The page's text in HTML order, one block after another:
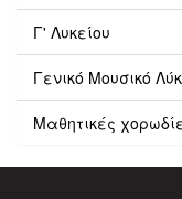
Γ' Λυκείου
Γενικό Μουσικό
Μαθητικές